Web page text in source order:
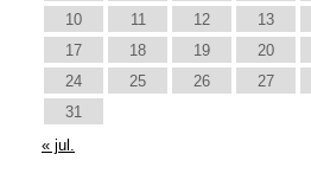
10
11 12 13
17
18 19 20
24
25 26 27
31
« jul.